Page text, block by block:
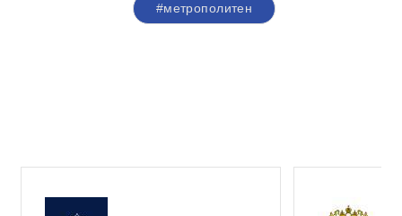
#метрополитен